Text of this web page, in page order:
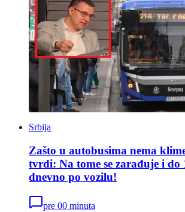
Srbija
Zašto u autobusima nema
tvrdi: Na tome se zarađuje i do
dnevno po vozilu!
pre 00 minuta